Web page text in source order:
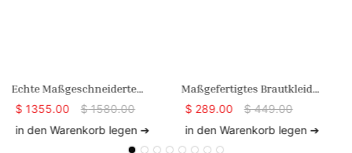
Echte Maßgeschneiderte
Brautkleider Von Yiaibridal,
Hochzeitskleider In Großen
$ 1355.00 $1580.00
in den Warenkorb legen ➔
Maßgefertigtes Brautkleid
RSW2449, Meerjungfrauenkleid
Figurbetont, Auch Für Formelle
$ 289.00 $449.00
in den Warenkorb legen ➔